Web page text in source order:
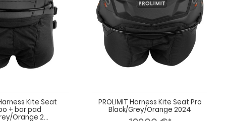
Kite Seat
+ bar pad
Orange 2...
Black/Grey/Orange
PROLIMIT Harness Kite Seat Pro
Black/Grey/Orange 2024